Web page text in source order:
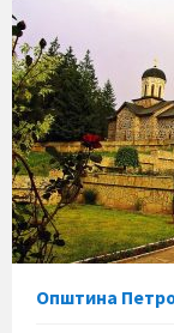
Општина